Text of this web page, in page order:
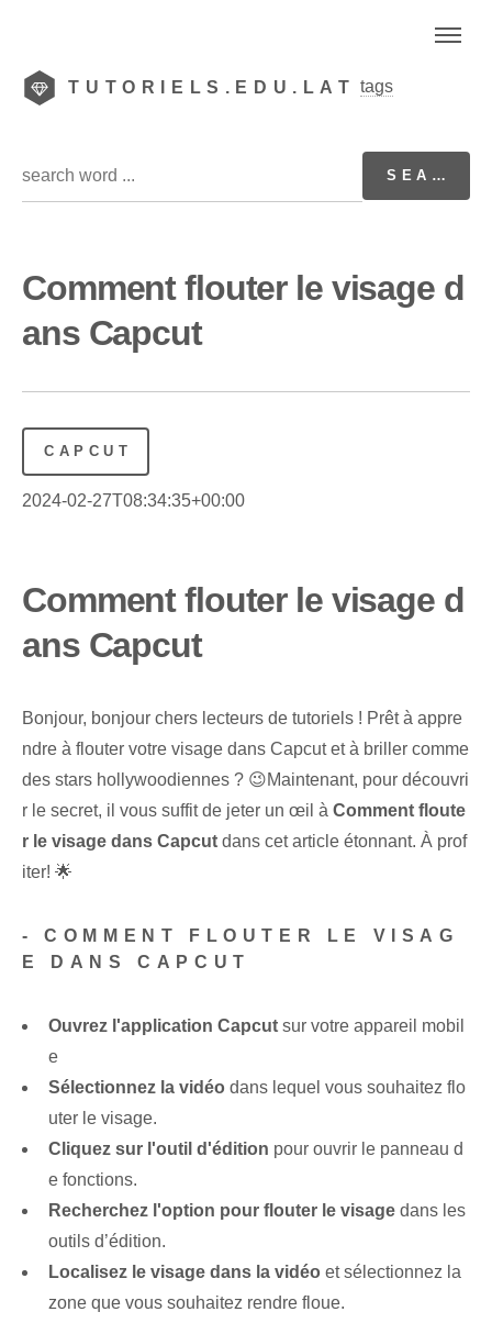
TUTORIELS.EDU.LAT tags
Comment flouter le visage d
ans Capcut
CAPCUT
2024-02-27T08:34:35+00:00
Comment flouter le visage d
ans Capcut
Bonjour, bonjour chers lecteurs de tutoriels ! Prêt à appre
ndre à flouter votre visage dans Capcut et à briller comme
des stars hollywoodiennes ? 😉Maintenant, pour découvri
r le secret, il vous suffit de jeter un œil à Comment floute
r le visage dans Capcut dans cet article étonnant. À prof
iter! 🌟
-COMMENT FLOUTER LE VISAG
E DANS CAPCUT
Ouvrez l'application Capcut sur votre appareil mobil
e
Sélectionnez la vidéo dans lequel vous souhaitez flo
uter le visage.
Cliquez sur l'outil d'édition pour ouvrir le panneau d
e fonctions.
Recherchez l'option pour flouter le visage dans les
outils d’édition.
Localisez le visage dans la vidéo et sélectionnez la
zone que vous souhaitez rendre floue.